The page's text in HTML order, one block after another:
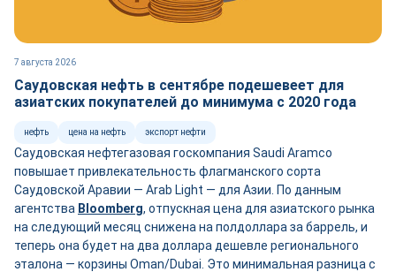
7 августа 2026
Саудовская нефть в сентябре подешевеет для
азиатских покупателей до минимума с 2020 года
нефть цена на нефть экспорт нефти
Саудовская нефтегазовая госкомпания Saudi Aramco
повышает привлекательность флагманского сорта
Саудовской Аравии — Arab Light — для Азии. По данным
агентства Bloomberg, отпускная цена для азиатского рынка
на следующий месяц снижена на полдоллара за баррель, и
теперь она будет на два доллара дешевле регионального
эталона — корзины Oman/Dubai. Это минимальная разница с